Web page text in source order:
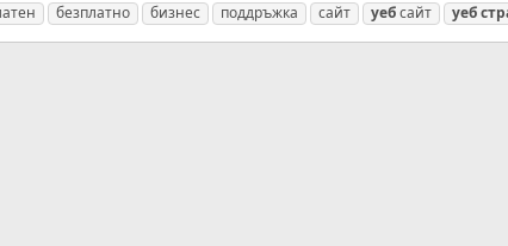
безплатно бизнес поддръжка сайт уебсайт уеб